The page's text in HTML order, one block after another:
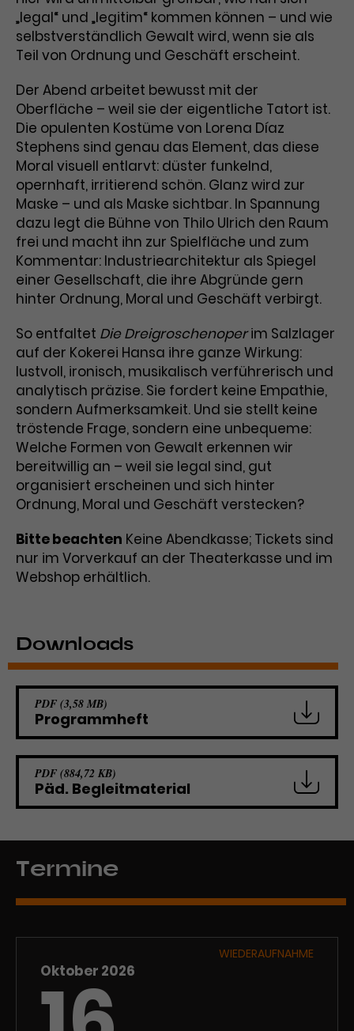
„legal“ und „legitim“ kommen können – und wie
selbstverständlich Gewalt wird, wenn sie als
Teil von Ordnung und Geschäft erscheint.
Der Abend arbeitet bewusst mit der
Oberfläche – weil sie der eigentliche Tatort ist.
Die opulenten Kostüme von Lorena Díaz
Stephens sind genau das Element, das diese
Moral visuell entlarvt: düster funkelnd,
opernhaft, irritierend schön. Glanz wird zur
Maske – und als Maske sichtbar. In Spannung
dazu legt die Bühne von Thilo Ulrich den Raum
frei und macht ihn zur Spielfläche und zum
Kommentar: Industriearchitektur als Spiegel
einer Gesellschaft, die ihre Abgründe gern
hinter Ordnung, Moral und Geschäft verbirgt.
So entfaltet Die Dreigroschenoperim Salzlager
auf der Kokerei Hansa ihre ganze Wirkung:
lustvoll, ironisch, musikalisch verführerisch und
analytisch präzise. Sie fordert keine Empathie,
sondern Aufmerksamkeit. Und sie stellt keine
tröstende Frage, sondern eine unbequeme:
Welche Formen von Gewalt erkennen wir
bereitwillig an – weil sie legal sind, gut
organisiert erscheinen und sich hinter
Ordnung, Moral und Geschäft verstecken?
Bitte beachten Keine Abendkasse; Tickets sind
nur im Vorverkauf an der Theaterkasse und im
Webshop erhältlich.
Downloads
PDF (3,58 MB)
Programmheft
PDF (884,72 KB)
Päd. Begleitmaterial
Termine
WIEDERAUFNAHME
Oktober 2026